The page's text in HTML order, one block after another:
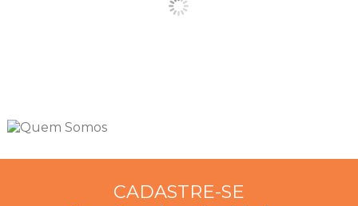
CADASTRE-SE